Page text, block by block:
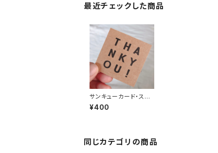
最近チェックした商品
サンキューカード・スク
エアロゴ《クラフト》
¥400
同じカテゴリの商品